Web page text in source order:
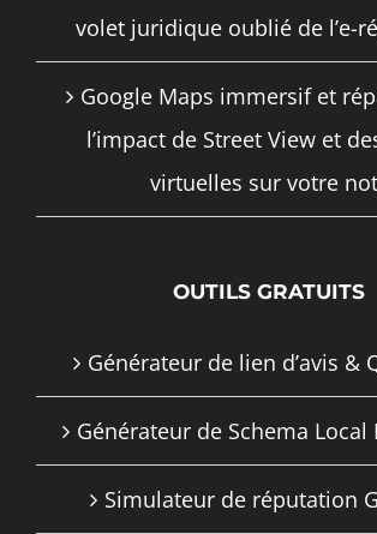
volet juridique oublié de l’e-
Google Maps immersif et
l’impact de Street View et
virtuelles sur votre
OUTILS GRATUITS
Générateur de lien d’avis &
Générateur de Schema Local
Simulateur de réputation